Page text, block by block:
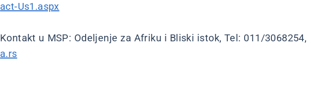
act-Us1.aspx
Kontakt u MSP: Odeljenje za Afriku i Bliski istok, Tel: 011/3068254,
a.rs